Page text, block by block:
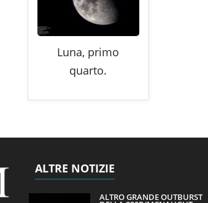
Luna, primo
quarto.
ALTRE NOTIZIE
ALTRO GRANDE OUTBURST